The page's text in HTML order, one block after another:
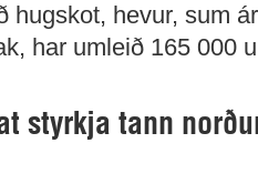
hevur, sum
har umleið 165 000
styrkja tann